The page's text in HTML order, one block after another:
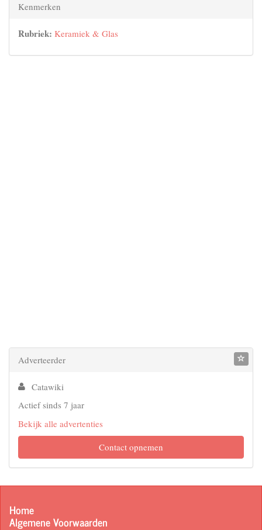
Kenmerken
Rubriek: Keramiek & Glas
Adverteerder
Catawiki
Actief sinds 7 jaar
Bekijk alle advertenties
Contact opnemen
Home
Algemene Voorwaarden